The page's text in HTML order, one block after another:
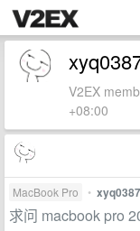
V2EX
+08:00
MacBook Pro •
求问 macbook pro